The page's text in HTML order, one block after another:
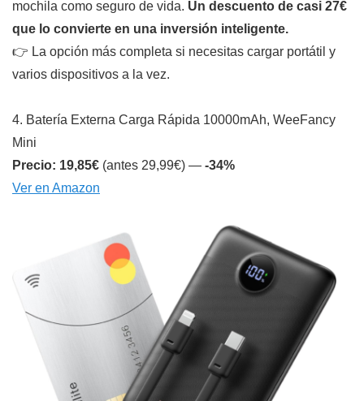
mochila como seguro de vida. Un descuento de casi 27€
que lo convierte en una inversión inteligente.
👉 La opción más completa si necesitas cargar portátil y
varios dispositivos a la vez.
4. Batería Externa Carga Rápida 10000mAh, WeeFancy
Mini
Precio: 19,85€ (antes 29,99€) — -34%
Ver en Amazon